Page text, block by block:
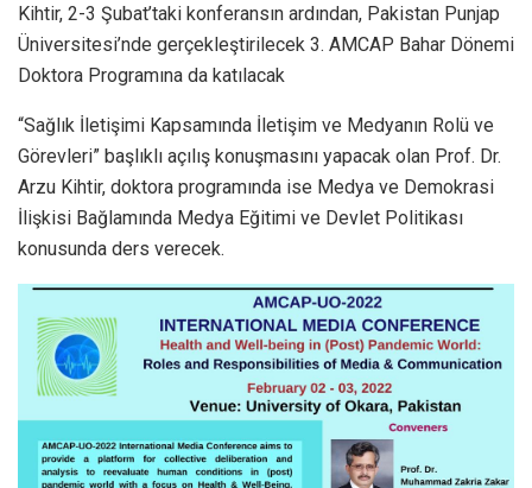
Kihtir, 2-3 Şubat’taki konferansın ardından, Pakistan Punjap
Üniversitesi’nde gerçekleştirilecek 3. AMCAP Bahar Dönemi
Doktora Programına da katılacak
“Sağlık İletişimi Kapsamında İletişim ve Medyanın Rolü ve
Görevleri” başlıklı açılış konuşmasını yapacak olan Prof. Dr.
Arzu Kihtir, doktora programında ise Medya ve Demokrasi
İlişkisi Bağlamında Medya Eğitimi ve Devlet Politikası
konusunda ders verecek.